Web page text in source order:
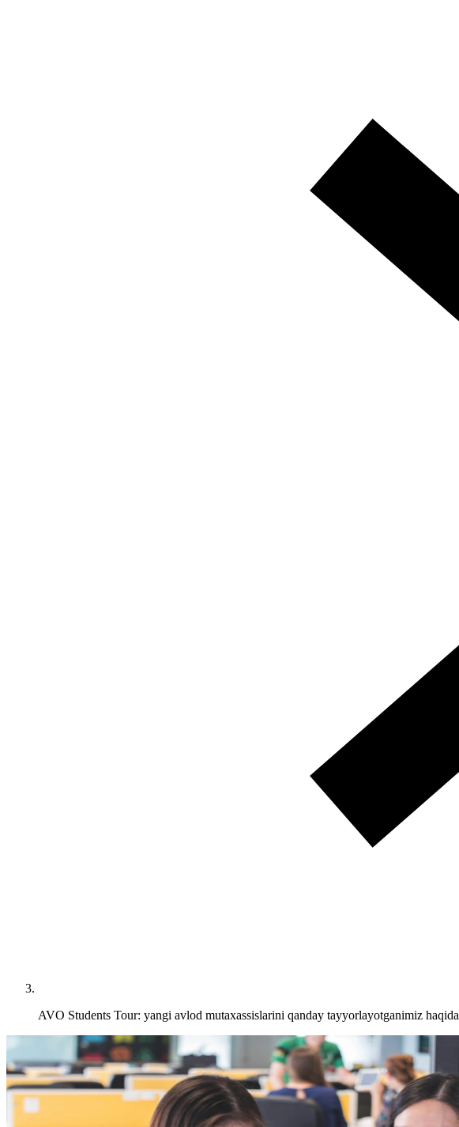
AVO Students Tour: yangi avlod mutaxassislarini qanday tayyorlayotganimiz haqida